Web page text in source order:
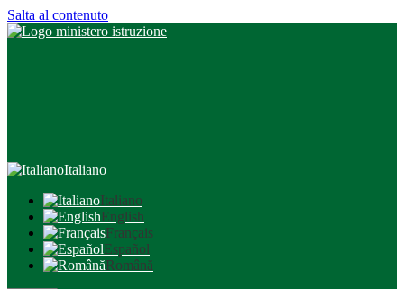
Salta al contenuto
Italiano
Italiano
English
Français
Español
Română